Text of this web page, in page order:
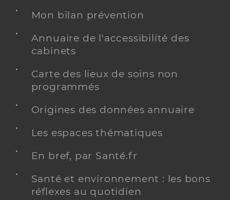
Mon bilan prévention
Annuaire de l'accessibilité des
cabinets
Carte des lieux de soins non
programmés
Origines des données annuaire
Les espaces thématiques
En bref, par Santé.fr
Santé et environnement : les bons
réflexes au quotidien